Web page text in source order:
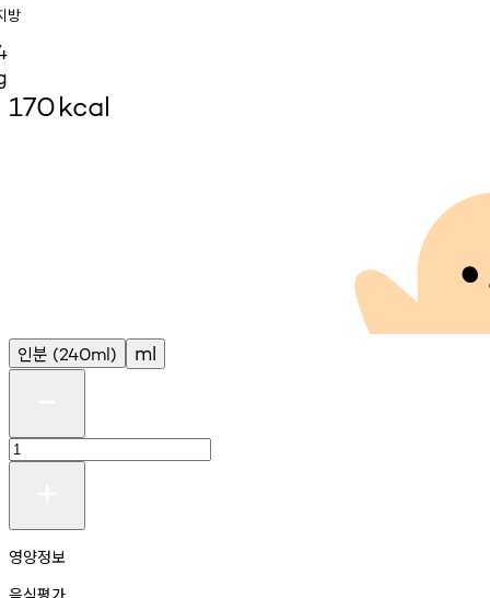
방
170kcal
인분 (240ml) ml
영양정보
음식평가